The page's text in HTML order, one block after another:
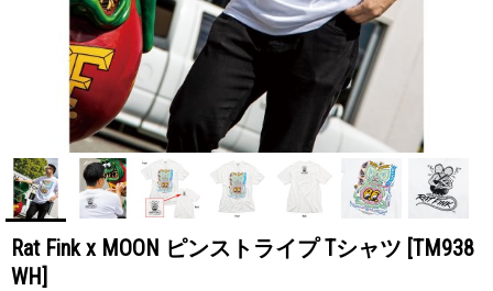
Rat Fink x MOON ピンストライプ Tシャツ [TM938
WH]